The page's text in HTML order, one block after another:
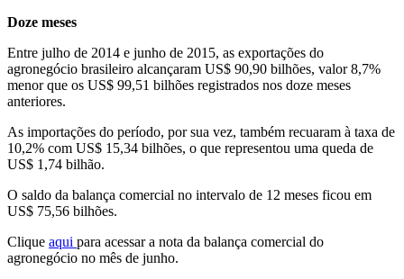
Doze meses
Entre julho de 2014 e junho de 2015, as exportações do
agronegócio brasileiro alcançaram US$ 90,90 bilhões, valor 8,7%
menor que os US$ 99,51 bilhões registrados nos doze meses
anteriores.
As importações do período, por sua vez, também recuaram à taxa de
10,2% com US$ 15,34 bilhões, o que representou uma queda de
US$ 1,74 bilhão.
O saldo da balança comercial no intervalo de 12 meses ficou em
US$ 75,56 bilhões.
Clique aqui para acessar a nota da balança comercial do
agronegócio no mês de junho.